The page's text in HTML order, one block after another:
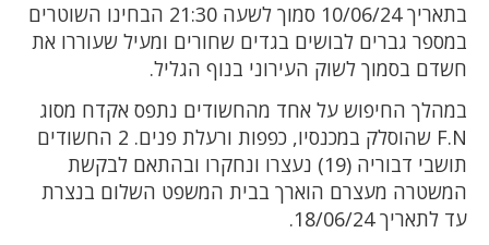
בתאריך 10/06/24 סמוך לשעה 21:30 הבחינו השוטרים
במספר גברים לבושים בגדים שחורים ומעיל שעוררו את
חשדם בסמוך לשוק העירוני בנוף הגליל.
במהלך החיפוש על אחד מהחשודים נתפס אקדח מסוג
F.N שהוסלק במכנסיו, כפפות ורעלת פנים. 2 החשודים
תושבי דבוריה (19) נעצרו ונחקרו ובהתאם לבקשת
המשטרה מעצרם הוארך בבית המשפט השלום בנצרת
עד לתאריך 18/06/24.